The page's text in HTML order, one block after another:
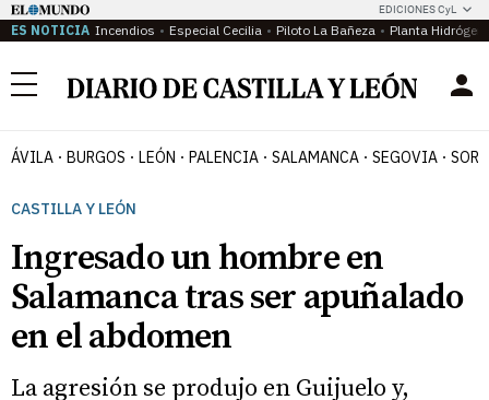
EDICIONES CyL
ES NOTICIA Incendios Especial Cecilia Piloto La Bañeza Planta
Menú
ÁVILA BURGOS LEÓN PALENCIA SALAMANCA SEGOVIA
CASTILLA Y LEÓN
Ingresado un hombre en
Salamanca tras ser apuñalado
en el abdomen
La agresión se produjo en Guijuelo y,